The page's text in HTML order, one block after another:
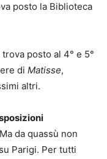
posto la Biblioteca
posto al 4° e 5°
di Matisse,
altri.
da quassù non
Parigi. Per tutti